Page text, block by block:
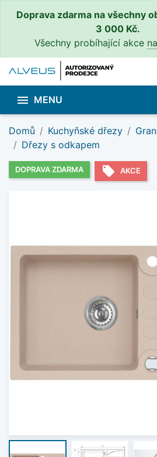
Doprava zdarma na všechny
3 000 Kč.
Všechny probíhající akce
 MENU
Domů Kuchyňské dřezy
Dřezy s odkapem
DOPRAVA ZDARMA local_offer AKCE